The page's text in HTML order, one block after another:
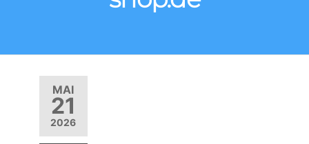
MAI
21
2026